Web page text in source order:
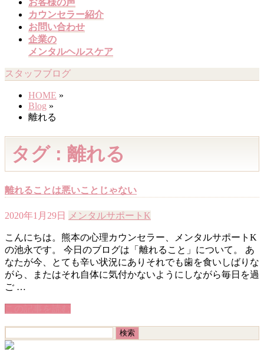
お客様の声
カウンセラー紹介
お問い合わせ
企業の
メンタルヘルスケア
スタッフブログ
HOME »
Blog »
離れる
タグ : 離れる
離れることは悪いことじゃない
2020年1月29日 メンタルサポートK
こんにちは。熊本の心理カウンセラー、メンタルサポートK
の池永です。 今日のブログは「離れること」について。 あ
なたが今、とても辛い状況にありそれでも歯を食いしばりな
がら、またはそれ自体に気付かないようにしながら毎日を過
ご …
索: